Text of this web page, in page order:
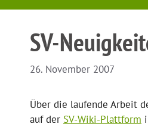
SV-
26. November 2007
Über die laufende Arbeit
auf der SV-Wiki-Plattform